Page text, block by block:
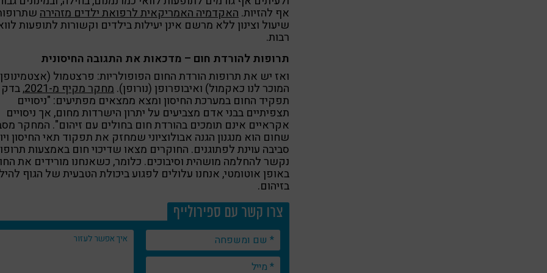
אף להזיות.האקדמיה האמריקאית לרפואת ילדים מזהירה
שיעול וצינון ללא מרשם אינן יעילות בילדים וקשורות לתופעות
רבות.
תרופות להורדת חום – מדכאות את התגובה החיסונית
ואז יש את תרופות הורדת החום הפופולריות: פרצטמול
המוכר לנו כאקמול) ואיבופרופן (נורופן).מחקר מקיף מ-2021 ,
תפקיד החום במערכת החיסון ומצא ממצאים מפתיעים: "ניסויים
תצפיתיים בבני אדם מצביעים על יתרון הישרדות מחום, אך ניסויים
אקראיים אינם תומכים בהורדת חום בחולים עם זיהום". המחקר
שחום הוא מנגנון הגנה אבולוציוני שמחזק את תפקוד תאי החיסון
סביבה עוינת לפתוגנים. החוקרים מצאו שדיכוי חום באמצעות
נקשר להחלמה מושהית וסיבוכים. כלומר, כשאנחנו מורידים את
באופן אוטומטי, אנחנו עלולים לפגוע ביכולת הטבעית של הגוף
בזיהום.
צרו קשר עם ספירולייף